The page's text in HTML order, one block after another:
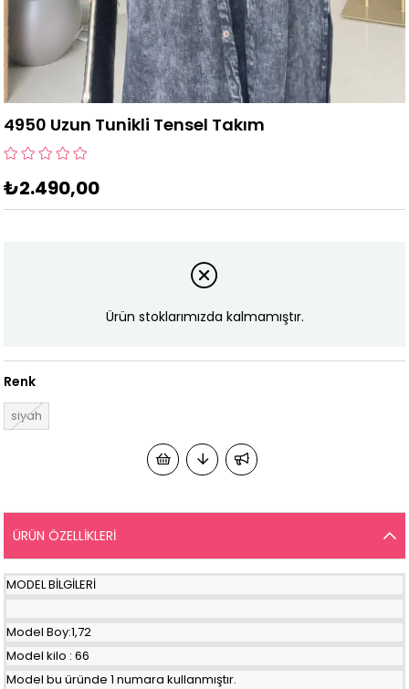
4950 Uzun Tunikli Tensel Takım
₺2.490,00
Ürün stoklarımızda kalmamıştır.
Renk
siyah
ÜRÜN ÖZELLIKLERI
MODEL BİLGİLERİ
Model Boy:1,72
Model kilo : 66
Model bu üründe 1 numara kullanmıştır.